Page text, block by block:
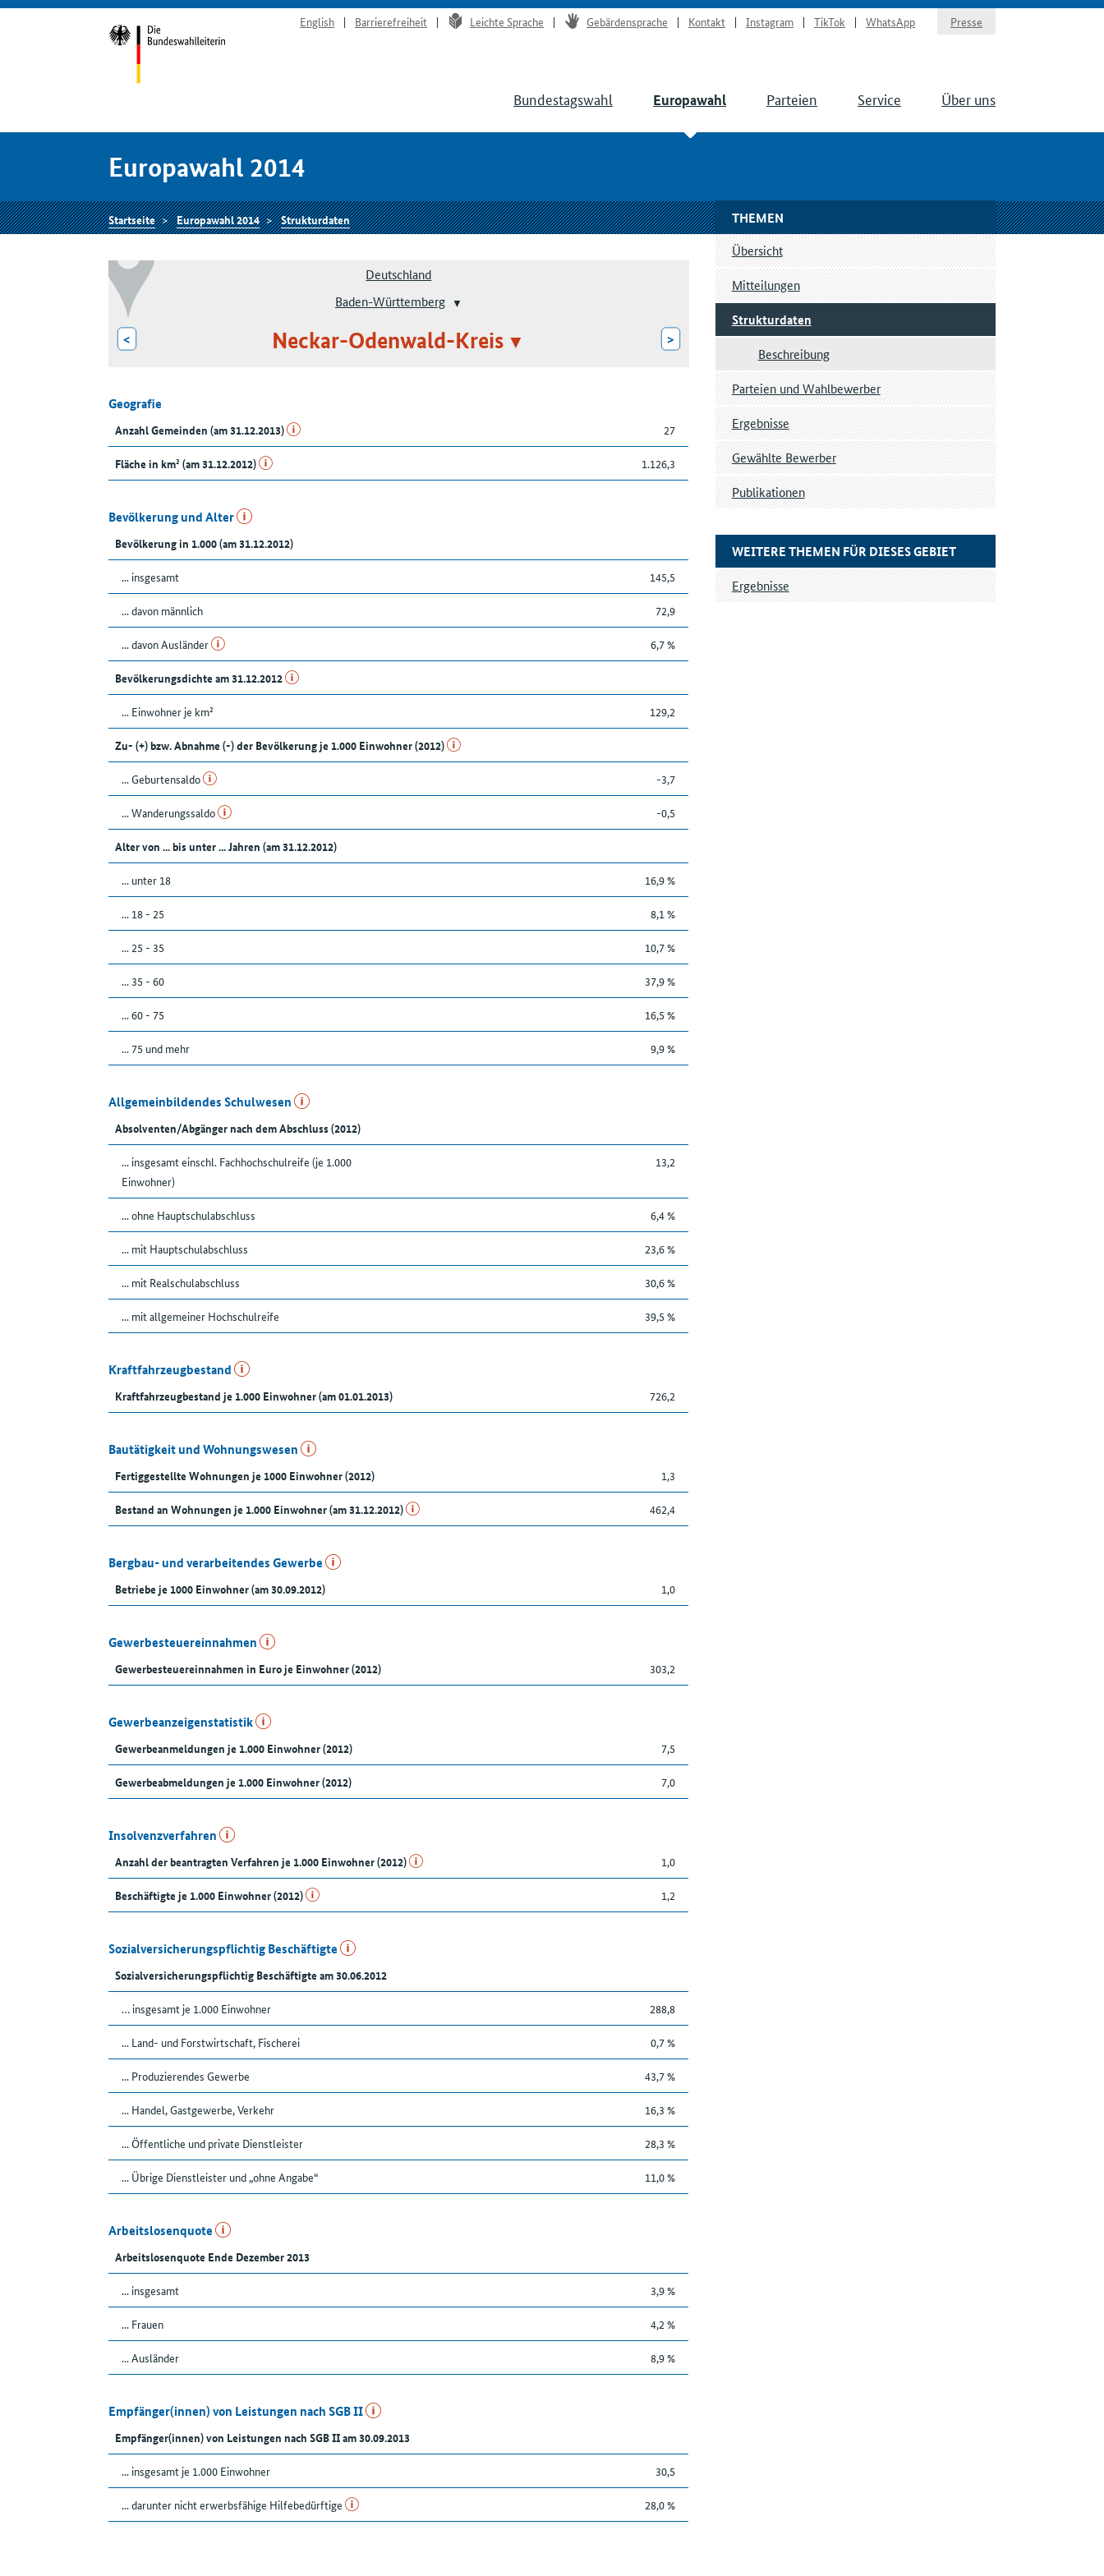
English Barrierefreiheit Leichte Sprache Gebärdensprache Kontakt Instagram TikTok WhatsApp Presse
Bundestagswahl Europawahl Parteien Service Über uns
Europawahl 2014
Startseite Europawahl 2014 Strukturdaten
Deutschland
Baden-Württemberg
< Neckar-Odenwald-Kreis >
Geografie
Anzahl Gemeinden (am 31.12.2013) 27
Fläche in km² (am 31.12.2012) 1.126,3
Bevölkerung und Alter
Bevölkerung in 1.000 (am 31.12.2012)
... insgesamt 145,5
... davon männlich 72,9
... davon Ausländer 6,7 %
Bevölkerungsdichte am 31.12.2012
... Einwohner je km² 129,2
Zu- (+) bzw. Abnahme (-) der Bevölkerung je 1.000 Einwohner (2012)
... Geburtensaldo -3,7
... Wanderungssaldo -0,5
Alter von ... bis unter ... Jahren (am 31.12.2012)
... unter 18 16,9 %
... 18 - 25 8,1 %
... 25 - 35 10,7 %
... 35 - 60 37,9 %
... 60 - 75 16,5 %
... 75 und mehr 9,9 %
Allgemeinbildendes Schulwesen
Absolventen/Abgänger nach dem Abschluss (2012)
... insgesamt einschl. Fachhochschulreife (je 1.000
Einwohner)
13,2
... ohne Hauptschulabschluss 6,4 %
... mit Hauptschulabschluss 23,6 %
... mit Realschulabschluss 30,6 %
... mit allgemeiner Hochschulreife 39,5 %
Kraftfahrzeugbestand
Kraftfahrzeugbestand je 1.000 Einwohner (am 01.01.2013) 726,2
Bautätigkeit und Wohnungswesen
Fertiggestellte Wohnungen je 1000 Einwohner (2012) 1,3
Bestand an Wohnungen je 1.000 Einwohner (am 31.12.2012) 462,4
Bergbau- und verarbeitendes Gewerbe
Betriebe je 1000 Einwohner (am 30.09.2012) 1,0
Gewerbesteuereinnahmen
Gewerbesteuereinnahmen in Euro je Einwohner (2012) 303,2
Gewerbeanzeigenstatistik
Gewerbeanmeldungen je 1.000 Einwohner (2012) 7,5
Gewerbeabmeldungen je 1.000 Einwohner (2012) 7,0
Insolvenzverfahren
Anzahl der beantragten Verfahren je 1.000 Einwohner (2012) 1,0
Beschäftigte je 1.000 Einwohner (2012) 1,2
Sozialversicherungspflichtig Beschäftigte
Sozialversicherungspflichtig Beschäftigte am 30.06.2012
… insgesamt je 1.000 Einwohner 288,8
... Land- und Forstwirtschaft, Fischerei 0,7 %
... Produzierendes Gewerbe 43,7 %
... Handel, Gastgewerbe, Verkehr 16,3 %
... Öffentliche und private Dienstleister 28,3 %
... Übrige Dienstleister und „ohne Angabe“ 11,0 %
Arbeitslosenquote
Arbeitslosenquote Ende Dezember 2013
... insgesamt 3,9 %
... Frauen 4,2 %
... Ausländer 8,9 %
Empfänger(innen) von Leistungen nach SGB II
Empfänger(innen) von Leistungen nach SGB II am 30.09.2013
... insgesamt je 1.000 Einwohner 30,5
... darunter nicht erwerbsfähige Hilfebedürftige 28,0 %
THEMEN
Übersicht
Mitteilungen
Strukturdaten
Beschreibung
Parteien und Wahlbewerber
Ergebnisse
Gewählte Bewerber
Publikationen
WEITERE THEMEN FÜR DIESES GEBIET
Ergebnisse